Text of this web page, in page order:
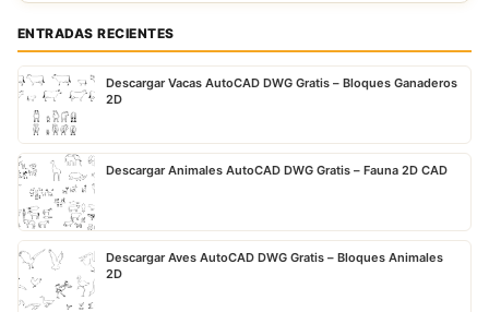
ENTRADAS RECIENTES
Descargar Vacas AutoCAD DWG Gratis – Bloques Ganaderos
2D
Descargar Animales AutoCAD DWG Gratis – Fauna 2D CAD
Descargar Aves AutoCAD DWG Gratis – Bloques Animales
2D